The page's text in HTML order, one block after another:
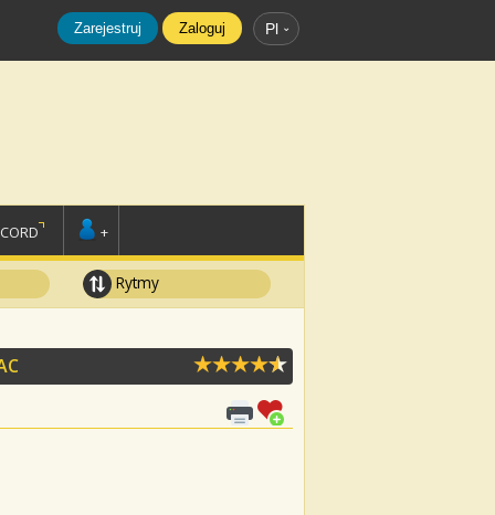
Zarejestruj Zaloguj Pl
+
Rytmy